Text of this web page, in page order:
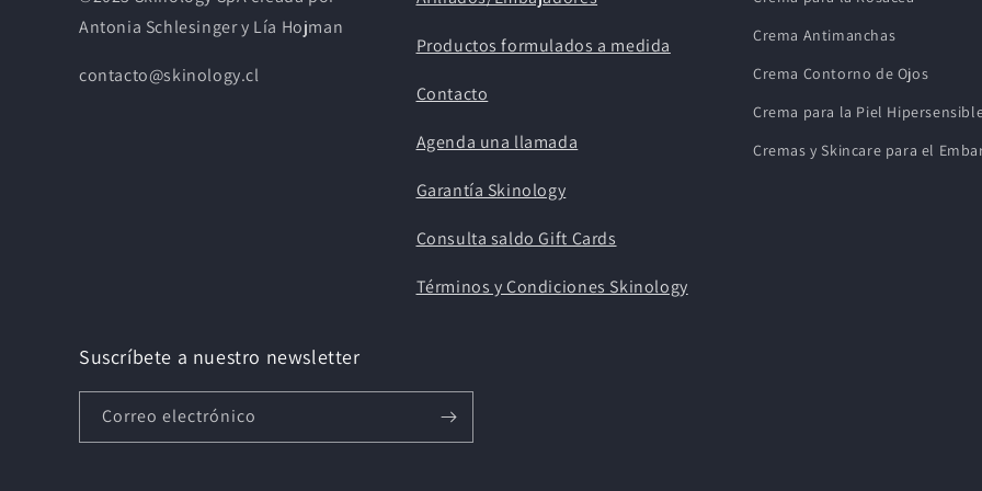
Antonia Schlesinger y Lía Hojman
contacto@skinology.cl
Productos formulados a medida
Contacto
Agenda una llamada
Garantía Skinology
Consulta saldo Gift Cards
Términos y Condiciones Skinology
Crema Antimanchas
Crema Contorno de Ojos
Crema para la Piel
Cremas y Skincare para el
Suscríbete a nuestro newsletter
Correo electrónico